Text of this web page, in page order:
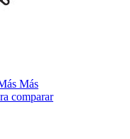
Más
comparar